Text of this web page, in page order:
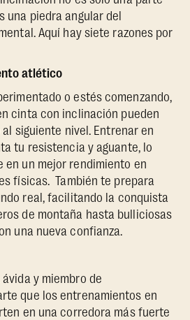
una piedra angular del
Aquí hay siete razones por
atlético
o estés comenzando,
cinta con inclinación pueden
siguiente nivel. Entrenar en
tu resistencia y aguante, lo
en un mejor rendimiento en
físicas. También te prepara
real, facilitando la conquista
de montaña hasta bulliciosas
una nueva confianza.
y miembro de
que los entrenamientos en
en una corredora más fuerte